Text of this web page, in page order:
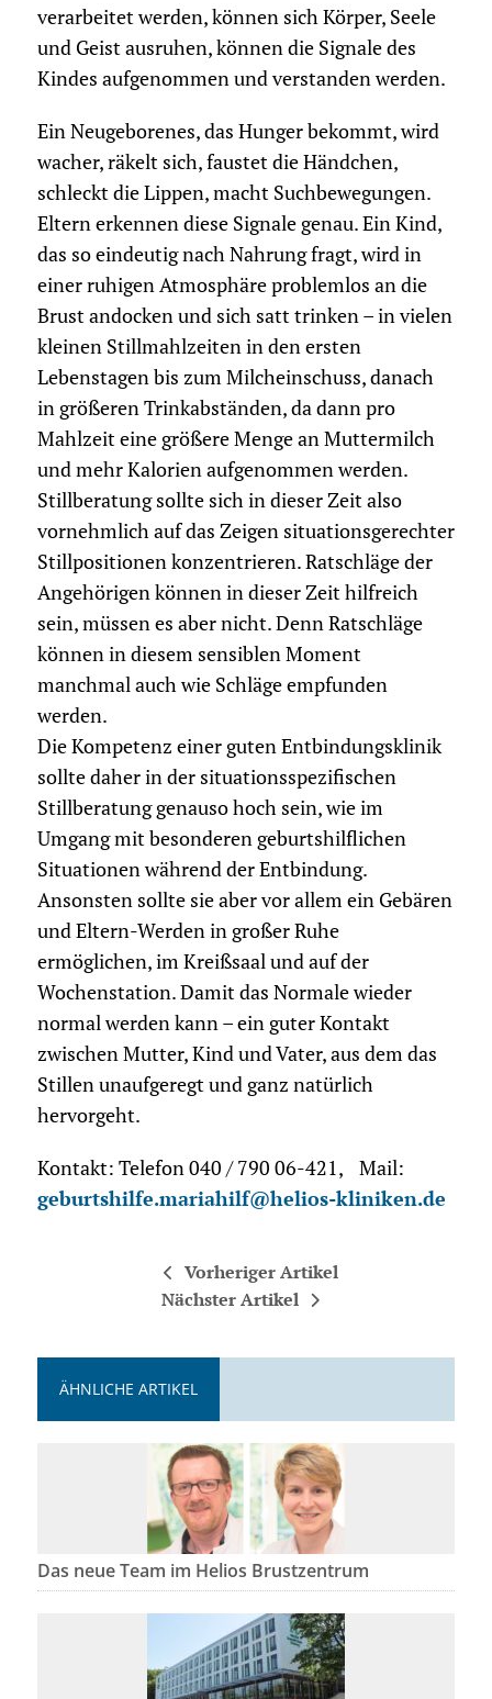
verarbeitet werden, können sich Körper, Seele
und Geist ausruhen, können die Signale des
Kindes aufgenommen und verstanden werden.
Ein Neugeborenes, das Hunger bekommt, wird
wacher, räkelt sich, faustet die Händchen,
schleckt die Lippen, macht Suchbewegungen.
Eltern erkennen diese Signale genau. Ein Kind,
das so eindeutig nach Nahrung fragt, wird in
einer ruhigen Atmosphäre problemlos an die
Brust andocken und sich satt trinken – in vielen
kleinen Stillmahlzeiten in den ersten
Lebenstagen bis zum Milcheinschuss, danach
in größeren Trinkabständen, da dann pro
Mahlzeit eine größere Menge an Muttermilch
und mehr Kalorien aufgenommen werden.
Stillberatung sollte sich in dieser Zeit also
vornehmlich auf das Zeigen situationsgerechter
Stillpositionen konzentrieren. Ratschläge der
Angehörigen können in dieser Zeit hilfreich
sein, müssen es aber nicht. Denn Ratschläge
können in diesem sensiblen Moment
manchmal auch wie Schläge empfunden
werden.
Die Kompetenz einer guten Entbindungsklinik
sollte daher in der situationsspezifischen
Stillberatung genauso hoch sein, wie im
Umgang mit besonderen geburtshilflichen
Situationen während der Entbindung.
Ansonsten sollte sie aber vor allem ein Gebären
und Eltern-Werden in großer Ruhe
ermöglichen, im Kreißsaal und auf der
Wochenstation. Damit das Normale wieder
normal werden kann – ein guter Kontakt
zwischen Mutter, Kind und Vater, aus dem das
Stillen unaufgeregt und ganz natürlich
hervorgeht.
Kontakt: Telefon 040 / 790 06-421, Mail:
geburtshilfe.mariahilf@helios-kliniken.de
Vorheriger Artikel
Nächster Artikel
ÄHNLICHE ARTIKEL
Das neue Team im Helios Brustzentrum